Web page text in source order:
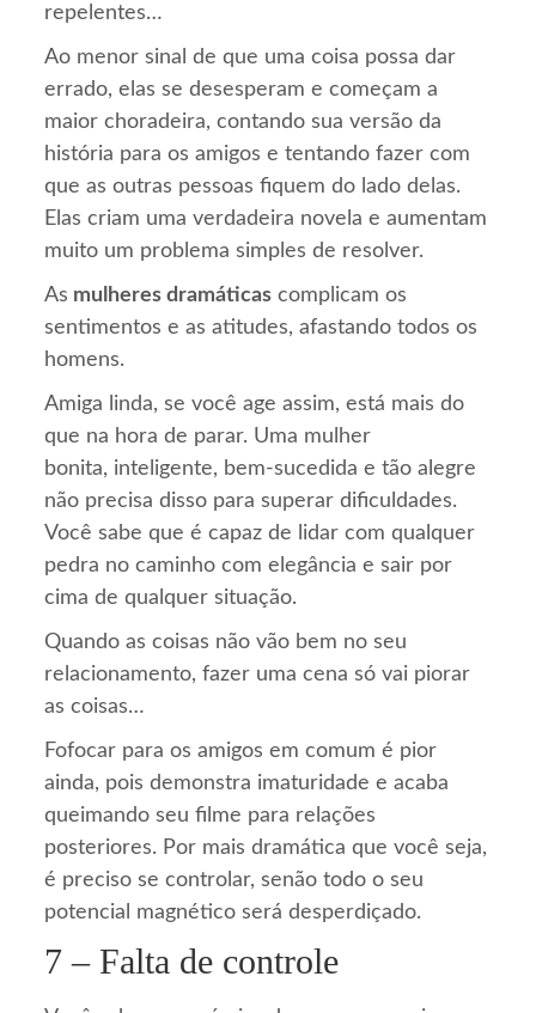
repelentes…
Ao menor sinal de que uma coisa possa dar
errado, elas se desesperam e começam a
maior choradeira, contando sua versão da
história para os amigos e tentando fazer com
que as outras pessoas fiquem do lado delas.
Elas criam uma verdadeira novela e aumentam
muito um problema simples de resolver.
As mulheres dramáticas complicam os
sentimentos e as atitudes, afastando todos os
homens.
Amiga linda, se você age assim, está mais do
que na hora de parar. Uma mulher
bonita, inteligente, bem-sucedida e tão alegre
não precisa disso para superar dificuldades.
Você sabe que é capaz de lidar com qualquer
pedra no caminho com elegância e sair por
cima de qualquer situação.
Quando as coisas não vão bem no seu
relacionamento, fazer uma cena só vai piorar
as coisas…
Fofocar para os amigos em comum é pior
ainda, pois demonstra imaturidade e acaba
queimando seu filme para relações
posteriores. Por mais dramática que você seja,
é preciso se controlar, senão todo o seu
potencial magnético será desperdiçado.
7 – Falta de controle